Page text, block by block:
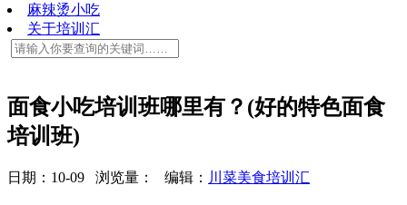
麻辣烫小吃
关于培训汇
面食小吃培训班哪里有？(好的特色面食
培训班)
日期：10-09 浏览量： 编辑： 川菜美食培训汇